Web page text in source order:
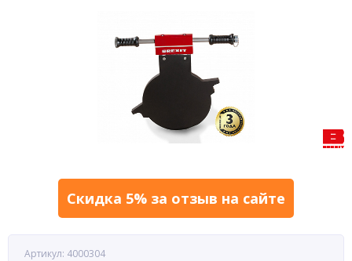
Скидка 5% за отзыв на сайте
Артикул: 4000304